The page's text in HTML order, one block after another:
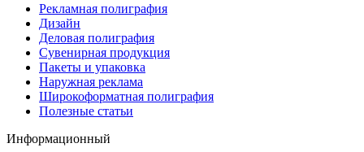
Рекламная полиграфия
Дизайн
Деловая полиграфия
Сувенирная продукция
Пакеты и упаковка
Наружная реклама
Широкоформатная полиграфия
Полезные статьи
Информационный